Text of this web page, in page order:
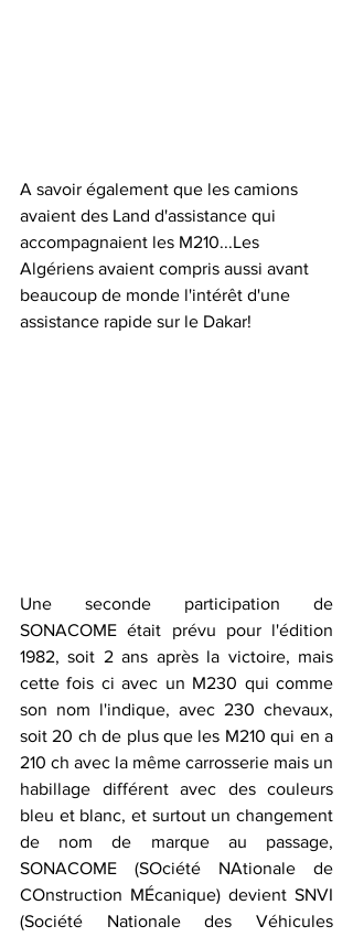
A savoir également que les camions
avaient des Land d'assistance qui
accompagnaient les M210...Les
Algériens avaient compris aussi avant
beaucoup de monde l'intérêt d'une
assistance rapide sur le Dakar!
Une seconde participation de
SONACOME était prévu pour l'édition
1982, soit 2 ans après la victoire, mais
cette fois ci avec un M230 qui comme
son nom l'indique, avec 230 chevaux,
soit 20 ch de plus que les M210 qui en a
210 ch avec la même carrosserie mais un
habillage différent avec des couleurs
bleu et blanc, et surtout un changement
de nom de marque au passage,
SONACOME (SOciété NAtionale de
COnstruction MÉcanique) devient SNVI
(Société Nationale des Véhicules